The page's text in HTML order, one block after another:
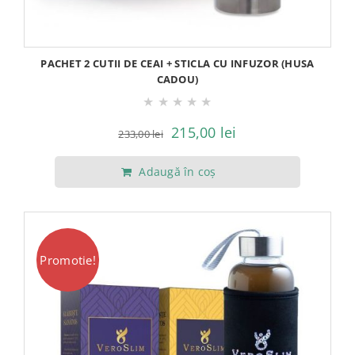
PACHET 2 CUTII DE CEAI + STICLA CU INFUZOR (HUSA
CADOU)
★ ★ ★ ★ ★
233,00lei
Prețul
inițial
a
233,00 lei.
215,00 lei
curent
Adaugă în coș
Promotie!